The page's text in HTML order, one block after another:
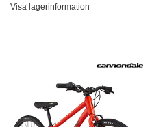
Visa lagerinformation